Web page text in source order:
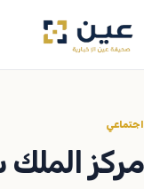
إلى
اجتماعي
مركز الملك